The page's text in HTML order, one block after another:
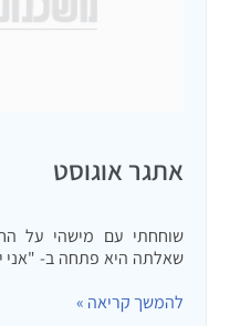
אתגר אוגוסט
שוחחתי עם מישהי על
שאלתה היא פתחה ב- "אני
חושב שיכול לעניין רבים
להמשך קריאה »